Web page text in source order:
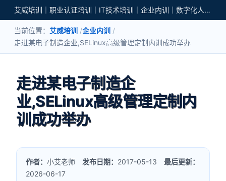
艾威培训｜职业认证培训｜IT技术培训｜企业内训｜数字化人才培养
当前位置： 艾威培训
企业内训
走进某电子制造企业,SELinux高级管理定制内训成功举办
走进某电子制造企
业,SELinux高级管理定制内
训成功举办
作者：小艾老师 发布日期： 2017-05-13最后更新：
2026-06-17